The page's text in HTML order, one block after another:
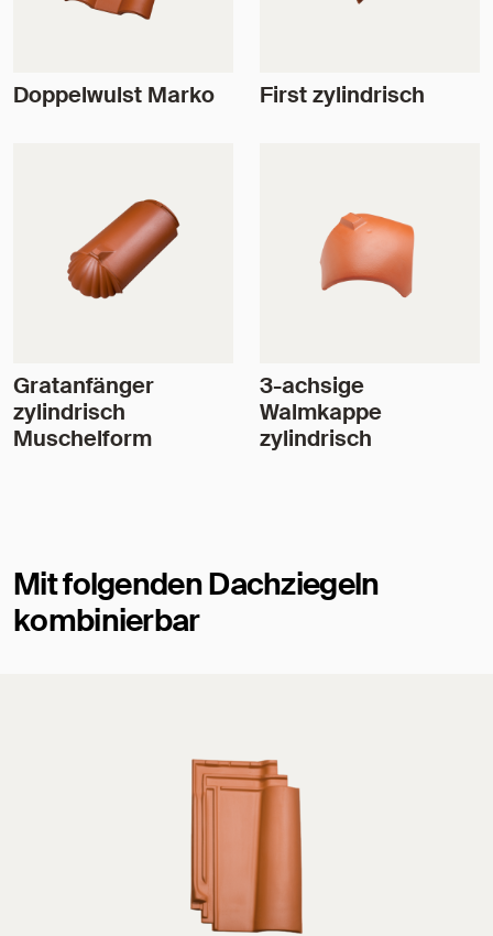
Doppelwulst Marko First zylindrisch
Gratanfänger
zylindrisch
Muschelform
3-achsige
Walmkappe
zylindrisch
Mit folgenden Dachziegeln
kombinierbar